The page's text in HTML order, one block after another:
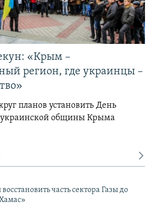
«Крым –
регион, где украинцы –
планов установить День
общины Крыма
часть сектора Газы до